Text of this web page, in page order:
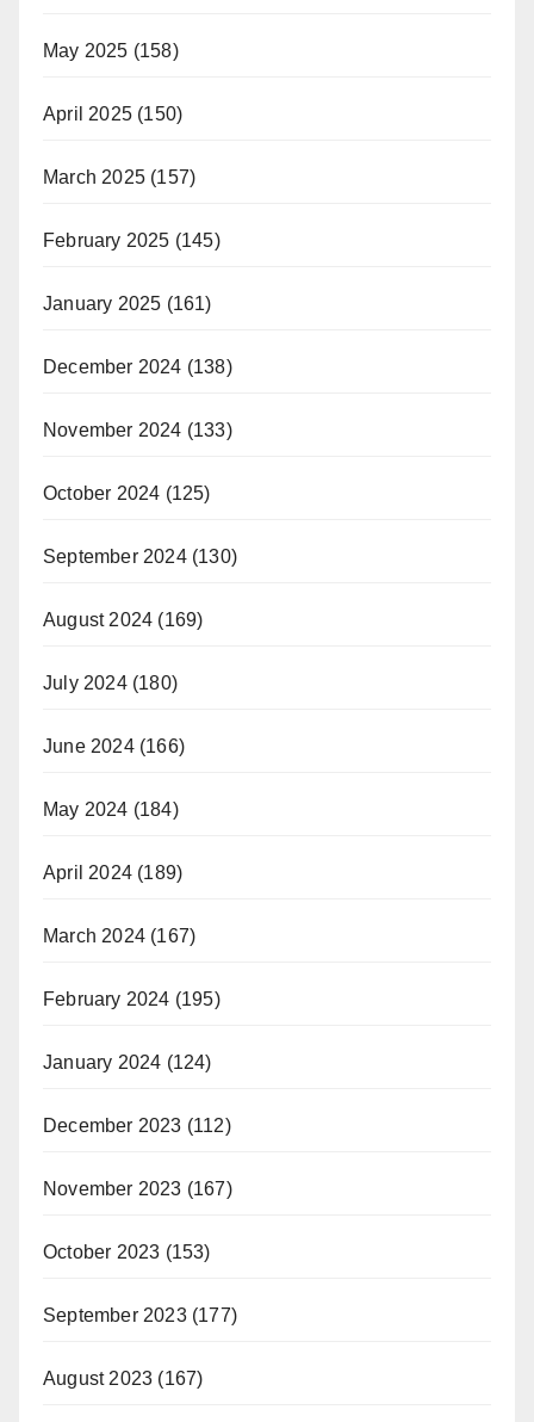
May 2025 (158)
April 2025 (150)
March 2025 (157)
February 2025 (145)
January 2025 (161)
December 2024 (138)
November 2024 (133)
October 2024 (125)
September 2024(130)
August 2024 (169)
July 2024(180)
June 2024(166)
May 2024 (184)
April 2024 (189)
March 2024 (167)
February 2024 (195)
January 2024 (124)
December 2023 (112)
November 2023 (167)
October 2023 (153)
September 2023(177)
August 2023 (167)